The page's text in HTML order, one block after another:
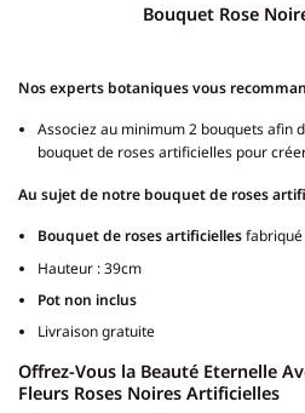
Bouquet Rose
Nos experts botaniques vous
Associez au minimum 2 bouquets afin
bouquet de roses artificielles pour
Au sujet de notre bouquet de roses
Bouquet de roses artificiellesfabriqué
Hauteur : 39cm
Pot non inclus
Livraison gratuite
Offrez-Vous la Beauté Eternelle
Fleurs Roses Noires Artificielles